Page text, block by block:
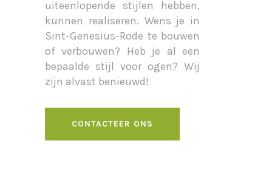
uiteenlopende stijlen hebben,
kunnen realiseren. Wens je in
Sint-Genesius-Rode te bouwen
of verbouwen? Heb je al een
bepaalde stijl voor ogen? Wij
zijn alvast benieuwd!
CONTACTEER ONS